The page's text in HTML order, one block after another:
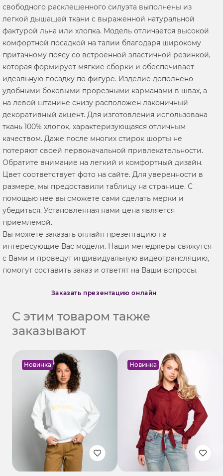
свободного расклешенного силуэта выполнены из
легкой дышащей ткани с выраженной натуральной
фактурой льна или хлопка. Модель отличается высокой
комфортной посадкой на талии благодаря широкому
притачному поясу со встроенной эластичной резинкой,
которая формирует мягкие сборки и обеспечивает
идеальную посадку по фигуре. Изделие дополнено
удобными боковыми прорезными карманами в швах, а
на левой штанине снизу расположен лаконичный
декоративный акцент. Для изготовления использована
ткань 100% хлопок, характеризующаяся отличным
качеством. Даже после многих стирок шорты не
потеряют своей первоначальной привлекательности.
Обратите внимание на легкий и комфортный дизайн.
Цвет соответствует фото на сайте. Для уверенности в
размере, мы предоставили таблицу на странице. С
помощью нее вы сможете сами сделать мерки и
убедиться. Установленная нами цена является
приемлемой.
Вы можете заказать онлайн презентацию на
интересующие Вас модели. Наши менеджеры свяжутся
с Вами и проведут индивидуальную видеотрансляцию,
помогут составить заказ и ответят на Ваши вопросы.
Заказать презентацию онлайн
С этим товаром также
заказывают
Новинка Новинка